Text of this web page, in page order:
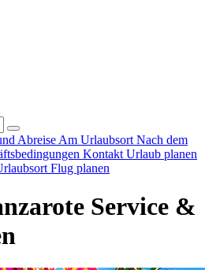
Abreise Am Urlaubsort Nach dem
Kontakt Urlaub planen
Flug planen
Service &